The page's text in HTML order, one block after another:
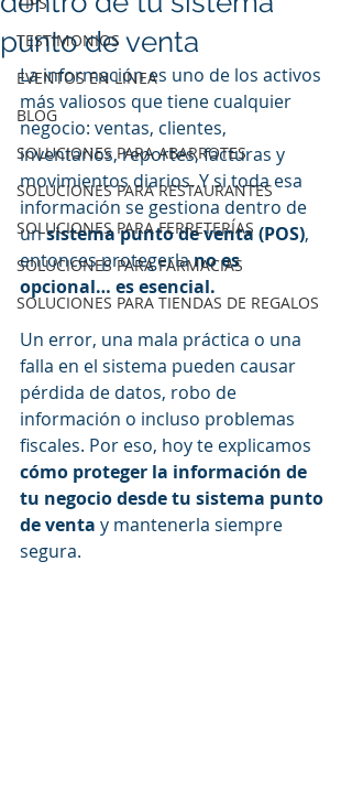
TESTIMONIOS
EVENTOS EN LINEA
BLOG
SOLUCIONES PARA ABARROTES
SOLUCIONES PARA RESTAURANTES
SOLUCIONES PARA FERRETERÍAS
SOLUCIONES PARA FARMACIAS
SOLUCIONES PARA TIENDAS DE REGALOS
punto de venta
La información es uno de los activos
más valiosos que tiene cualquier
negocio: ventas, clientes,
inventarios, reportes, facturas y
movimientos diarios. Y si toda esa
información se gestiona dentro de
un sistema punto de venta (POS),
entonces protegerla no es
opcional… es esencial.
Un error, una mala práctica o una
falla en el sistema pueden causar
pérdida de datos, robo de
información o incluso problemas
fiscales. Por eso, hoy te explicamos
cómo proteger la información de
tu negocio desde tu sistema punto
de venta y mantenerla siempre
segura.